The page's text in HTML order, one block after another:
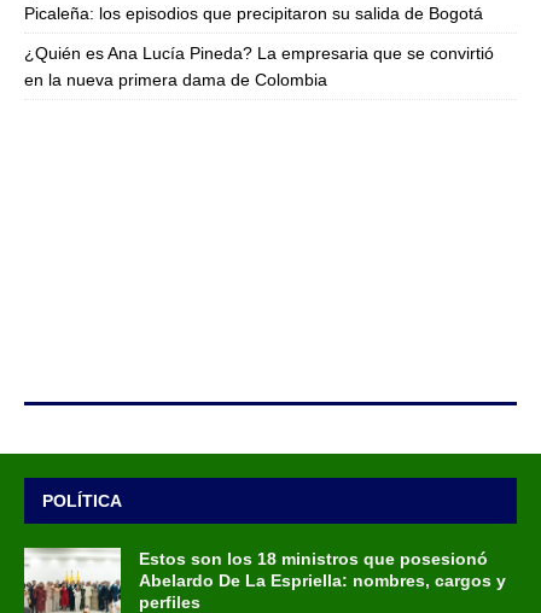
Picaleña: los episodios que precipitaron su salida de Bogotá
¿Quién es Ana Lucía Pineda? La empresaria que se convirtió
en la nueva primera dama de Colombia
POLÍTICA
Estos son los 18 ministros que posesionó
Abelardo De La Espriella: nombres, cargos y
perfiles